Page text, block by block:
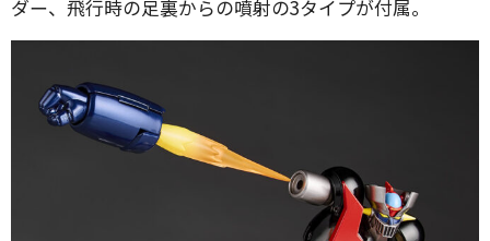
ダー、飛行時の足裏からの噴射の3タイプが付属。